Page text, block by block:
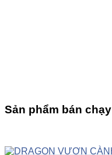
Sản phẩm bán chạy